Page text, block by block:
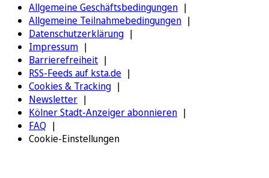
Allgemeine Geschäftsbedingungen
Allgemeine Teilnahmebedingungen
Datenschutzerklärung
Impressum
Barrierefreiheit
RSS-Feeds auf ksta.de
Cookies & Tracking
Newsletter
Kölner Stadt-Anzeiger abonnieren
FAQ
Cookie-Einstellungen